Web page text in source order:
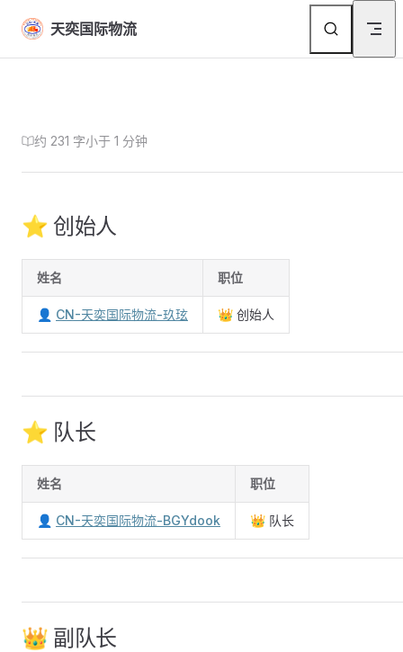
Skip to content
天奕国际物流
约 231 字小于 1 分钟
⭐ 创始人
姓名 职位
👤 CN-天奕国际物流-玖玹 👑 创始人
⭐ 队长
姓名 职位
👤 CN-天奕国际物流-BGYdook 👑 队长
👑 副队长